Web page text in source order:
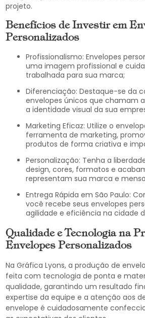
projeto.
Benefícios de Investir em
Personalizados
Profissionalismo: Envelopes personalizados transmitem
uma imagem profissional e
trabalhada para sua marca;
Diferenciação: Destaque-se da concorrência com
envelopes únicos que chamam
a identidade visual da sua
Marketing Eficaz: Utilize o envelope como uma
ferramenta de marketing,
produtos de forma criativa e
Personalização: Tenha a liberdade de escolher o
design, cores, formatos e
representam sua marca e
Entrega Rápida em São Paulo: Com a Gráfica Lyons,
você recebe seus envelopes
agilidade e eficiência na cidade
Qualidade e Tecnologia na
Envelopes Personalizados
Na Gráfica Lyons, a produção de
feita com tecnologia de ponta e
qualidade, garantindo um resultado
expertise da equipe e a atenção aos
envelope é cuidadosamente